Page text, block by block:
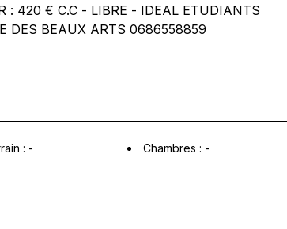
LIBRE - IDEAL ETUDIANTS
EXIGEES AGENCE DES BEAUX ARTS 0686558859
: - Chambres : -